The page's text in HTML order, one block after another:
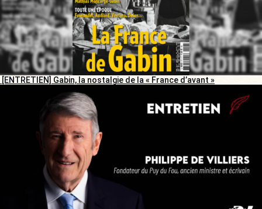
[ENTRETIEN] Gabin, la nostalgie de la « France d’avant »